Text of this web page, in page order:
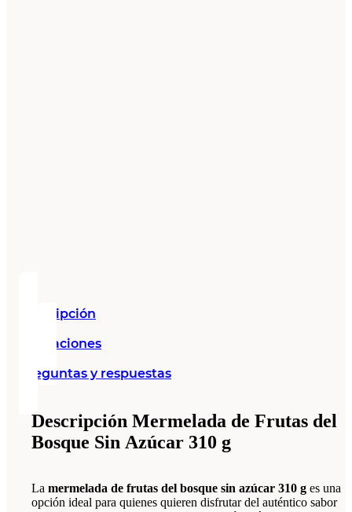
Descripción
Valoraciones
Preguntas y respuestas
Descripción Mermelada de Frutas del
Bosque Sin Azúcar 310 g
La mermelada de frutas del bosque sin azúcar 310 g es una
opción ideal para quienes quieren disfrutar del auténtico sabor